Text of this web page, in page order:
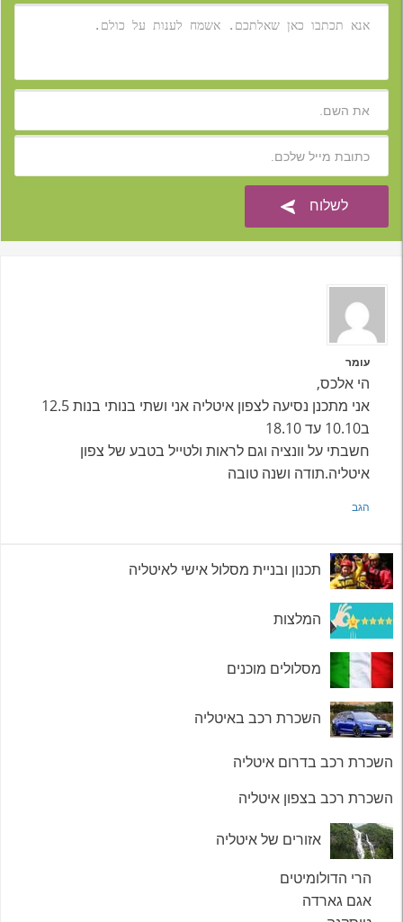
עומר
הי אלכס,
אני מתכנן נסיעה לצפון איטליה אני ושתי בנותי בנות 12.5
ב10.10 עד 18.10
חשבתי על וונציה וגם לראות ולטייל בטבע של צפון
איטליה.תודה ושנה טובה
הגב
תכנון ובניית מסלול אישי לאיטליה
המלצות
מסלולים מוכנים
השכרת רכב באיטליה
השכרת רכב בדרום איטליה
השכרת רכב בצפון איטליה
אזורים של איטליה
הרי הדולומיטים
אגם גארדה